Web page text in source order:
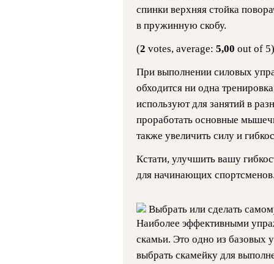
спинки верхняя стойка
в пружинную скобу.
(2 votes, average: 5,00 out of 5)
При выполнении силовых
обходится ни одна
используют для занятий в
проработать основные
также увеличить силу и
Кстати, улучшить вашу
для начинающих
Выбрать или сделать
Наиболее эффективными
скамьи. Это одно из базовых
выбрать скамейку для